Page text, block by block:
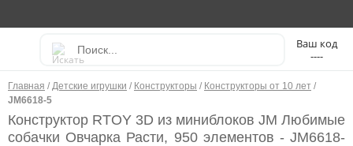
----
Главная / Детские игрушки / Конструкторы / Конструкторы от 10 лет /
JM6618-5
Конструктор RTOY 3D из миниблоков JM Любимые
собачки Овчарка Расти, 950 элементов - JM6618-